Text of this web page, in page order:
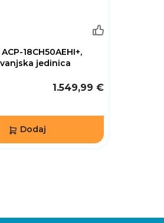
18CH50AEHI+,
jedinica
1.549,99 €
Dodaj